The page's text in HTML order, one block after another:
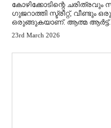
കോഴിക്കോടിന്റെ
ഗുജറാത്തി സ്ട്രീറ്റ്, വീണ്ടും
ഒരുങ്ങുകയാണ്. ആത്മ
23rd March 2026